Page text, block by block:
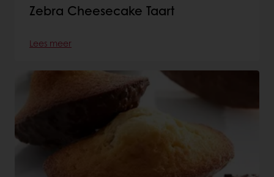
Zebra Cheesecake Taart
Lees meer